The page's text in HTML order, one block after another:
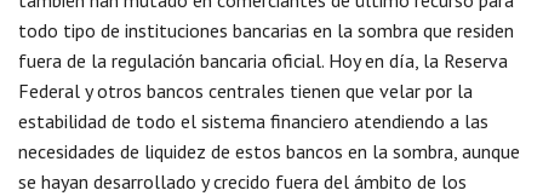
todo tipo de instituciones bancarias en la sombra que residen
fuera de la regulación bancaria oficial. Hoy en día, la Reserva
Federal y otros bancos centrales tienen que velar por la
estabilidad de todo el sistema financiero atendiendo a las
necesidades de liquidez de estos bancos en la sombra, aunque
se hayan desarrollado y crecido fuera del ámbito de los